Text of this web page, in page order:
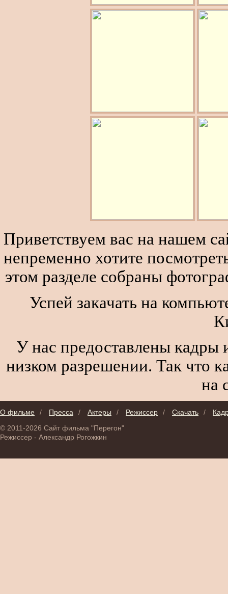
Приветствуем вас на нашем
непременно хотите
этом разделе собраны
Успей закачать на
У нас предоставлены кадры
низком разрешении. Так что
на
О фильме / Пресса / Актеры / Режиссер / Скачать /
© 2011-2026 Сайт фильма "Перегон"
Режиссер - Александр Рогожкин